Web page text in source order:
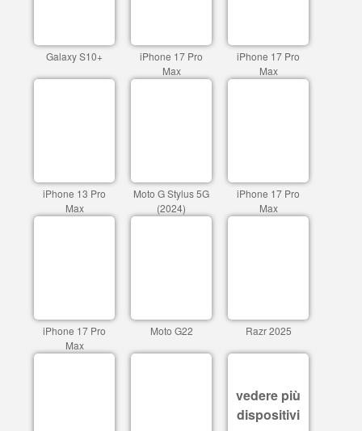
Galaxy S10+
iPhone 17 Pro
Max
iPhone 17 Pro
Max
iPhone 13 Pro
Max
Moto G Stylus 5G
(2024)
iPhone 17 Pro
Max
iPhone 17 Pro
Max
Moto G22 Razr 2025
vedere più
dispositivi